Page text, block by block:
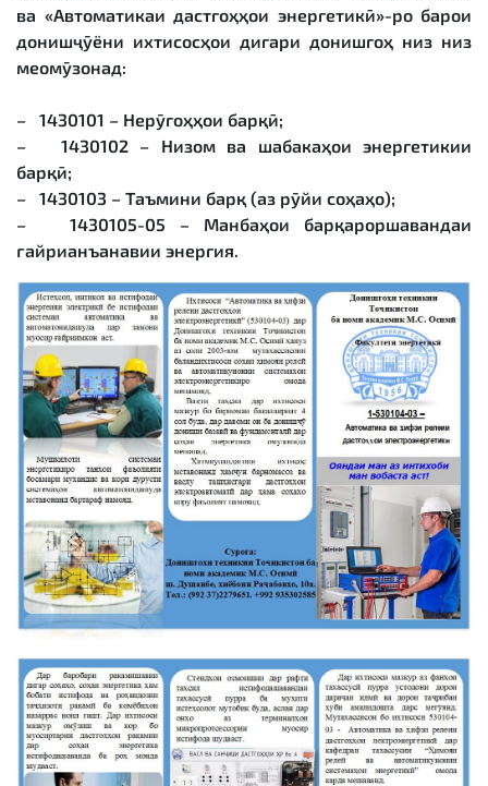
ва «Автоматикаи дастгоҳҳои энергетикӣ»-ро барои
донишҷӯёни ихтисосҳои дигари донишгоҳ низ низ
меомӯзонад:
– 1430101 – Нерӯгоҳҳои барқӣ;
– 1430102 – Низом ва шабакаҳои энергетикии
барқӣ;
– 1430103 – Таъмини барқ (аз рӯйи соҳаҳо);
– 1430105-05 – Манбаҳои барқароршавандаи
ғайрианъанавии энергия.